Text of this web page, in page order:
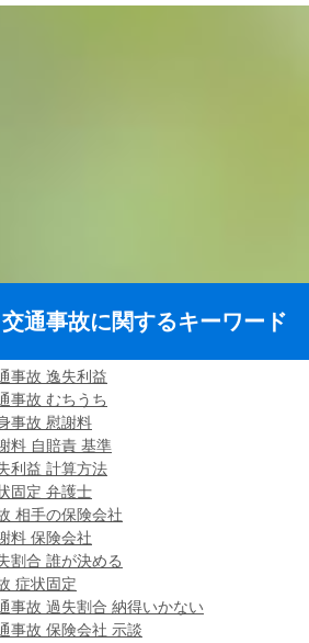
交通事故に関するキーワード
事故 逸失利益
事故 むちうち
事故 慰謝料
料 自賠責 基準
利益 計算方法
固定 弁護士
相手の保険会社
料 保険会社
割合 誰が決める
症状固定
事故 過失割合 納得いかない
事故 保険会社 示談